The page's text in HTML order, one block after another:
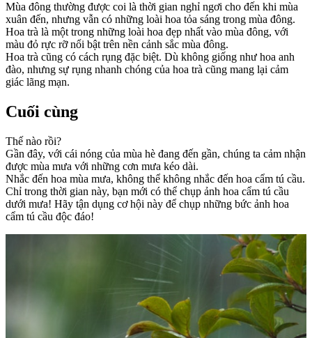
Mùa đông thường được coi là thời gian nghỉ ngơi cho đến khi mùa
xuân đến, nhưng vẫn có những loài hoa tỏa sáng trong mùa đông.
Hoa trà là một trong những loài hoa đẹp nhất vào mùa đông, với
màu đỏ rực rỡ nổi bật trên nền cảnh sắc mùa đông.
Hoa trà cũng có cách rụng đặc biệt. Dù không giống như hoa anh
đào, nhưng sự rụng nhanh chóng của hoa trà cũng mang lại cảm
giác lãng mạn.
Cuối cùng
Thế nào rồi?
Gần đây, với cái nóng của mùa hè đang đến gần, chúng ta cảm nhận
được mùa mưa với những cơn mưa kéo dài.
Nhắc đến hoa mùa mưa, không thể không nhắc đến hoa cẩm tú cầu.
Chỉ trong thời gian này, bạn mới có thể chụp ảnh hoa cẩm tú cầu
dưới mưa! Hãy tận dụng cơ hội này để chụp những bức ảnh hoa
cẩm tú cầu độc đáo!